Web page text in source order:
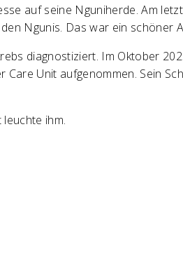
auf seine Nguniherde. Am
Ngunis. Das war ein schöner
diagnostiziert. Im Oktober
Unit aufgenommen. Sein
ihm.